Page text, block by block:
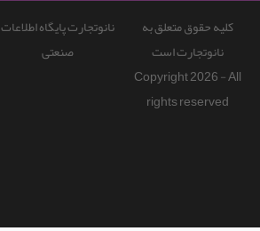
نانوتجارت پایگاه اطلاعات
صنعتی
کلیه حقوق متعلق به
نانوتجارت است
Copyright 2026 - All
rights reserved